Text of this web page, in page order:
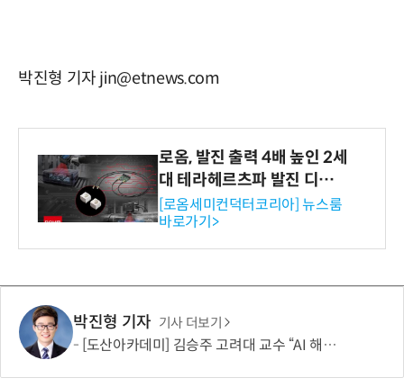
박진형 기자 jin@etnews.com
로옴, 발진 출력 4배 높인 2세
대 테라헤르츠파 발진 디바이
스 개발
[로옴세미컨덕터코리아] 뉴스룸
바로가기>
박진형 기자 기사 더보기
[도산아카데미] 김승주 고려대 교수 “AI 해킹은 AI로 막아야…망분리 정책 바꿔야”